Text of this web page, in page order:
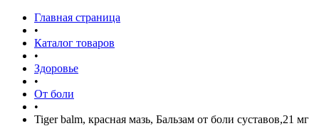
Главная страница
•
Каталог товаров
•
Здоровье
•
От боли
•
Tiger balm, красная мазь, Бальзам от боли суставов,21 мг